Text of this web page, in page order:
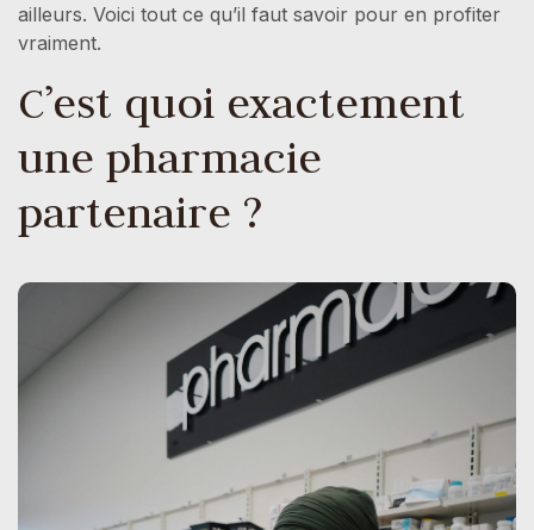
ailleurs. Voici tout ce qu’il faut savoir pour en profiter
vraiment.
C’est quoi exactement
une pharmacie
partenaire ?